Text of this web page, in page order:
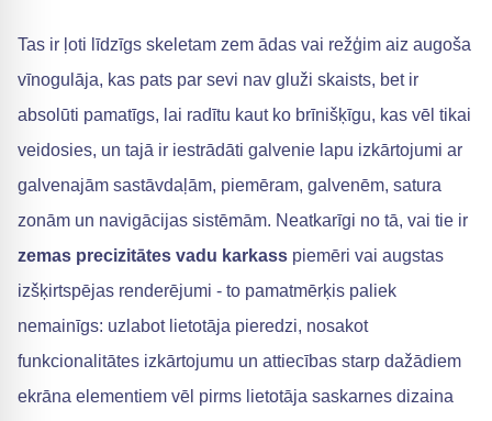
Tas ir ļoti līdzīgs skeletam zem ādas vai režģim aiz augoša
vīnogulāja, kas pats par sevi nav gluži skaists, bet ir
absolūti pamatīgs, lai radītu kaut ko brīnišķīgu, kas vēl tikai
veidosies, un tajā ir iestrādāti galvenie lapu izkārtojumi ar
galvenajām sastāvdaļām, piemēram, galvenēm, satura
zonām un navigācijas sistēmām. Neatkarīgi no tā, vai tie ir
zemas precizitātes vadu karkass piemēri vai augstas
izšķirtspējas renderējumi - to pamatmērķis paliek
nemainīgs: uzlabot lietotāja pieredzi, nosakot
funkcionalitātes izkārtojumu un attiecības starp dažādiem
ekrāna elementiem vēl pirms lietotāja saskarnes dizaina